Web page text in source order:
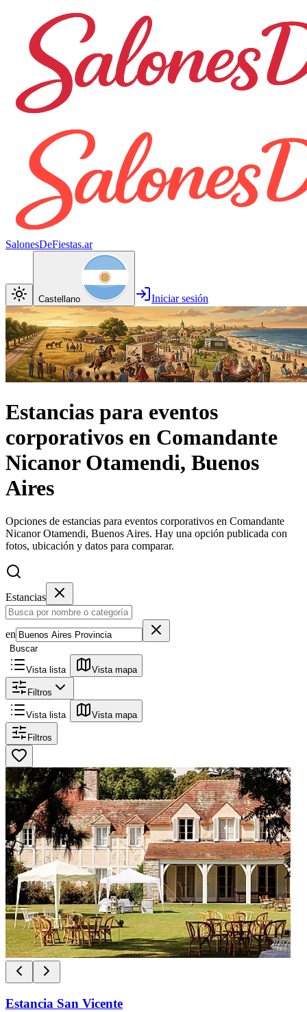
SalonesDeFiestas.ar
Castellano Iniciar sesión
Estancias para eventos
corporativos en Comandante
Nicanor Otamendi, Buenos
Aires
Opciones de estancias para eventos corporativos en Comandante
Nicanor Otamendi, Buenos Aires. Hay una opción publicada con
fotos, ubicación y datos para comparar.
Estancias
en
Buscar
Vista lista Vista mapa
Filtros
Vista lista Vista mapa
Filtros
Estancia San Vicente